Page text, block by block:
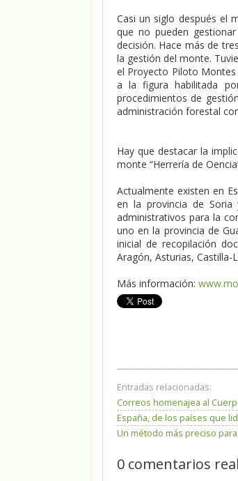
Casi un siglo después el
que no pueden
decisión. Hace más de
la gestión del monte.
el Proyecto Piloto
a la figura habilitada
procedimientos de
administración forestal
Hay que destacar la
monte “Herrería de
Actualmente existen en
en la provincia de Soria
administrativos para la
uno en la provincia de
inicial de recopilación
Aragón, Asturias, Castilla-
Más información:
Entradas relacionadas:
Correos homenajea al
España, de los países que
Un método más preciso
0 comentarios